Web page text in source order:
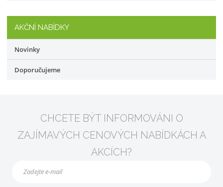
AKČNÍ NABÍDKY
Novinky
Doporučujeme
CHCETE BÝT INFORMOVÁNI O
ZAJÍMAVÝCH CENOVÝCH NABÍDKÁCH A
AKCÍCH?